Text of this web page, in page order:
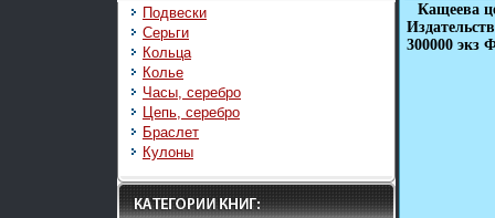
Подвески
Серьги
Кольца
Колье
Часы, серебро
Цепь, серебро
Браслет
Кулоны
Кащеева
300000 экз